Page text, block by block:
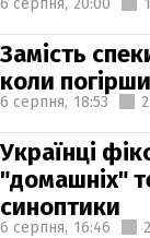
Замість
коли
6 серпня, 18:53
Українці
"домашніх"
синоптики
6 серпня, 16:46